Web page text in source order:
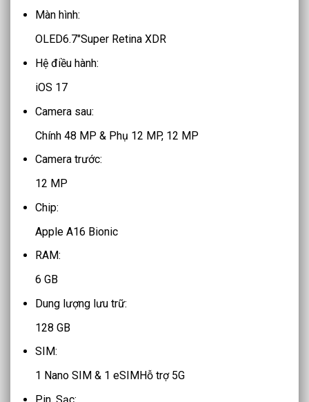
Màn hình:
OLED6.7″Super Retina XDR
Hệ điều hành:
iOS 17
Camera sau:
Chính 48 MP & Phụ 12 MP, 12 MP
Camera trước:
12 MP
Chip:
Apple A16 Bionic
RAM:
6 GB
Dung lượng lưu trữ:
128 GB
SIM:
1 Nano SIM & 1 eSIM Hỗ trợ 5G